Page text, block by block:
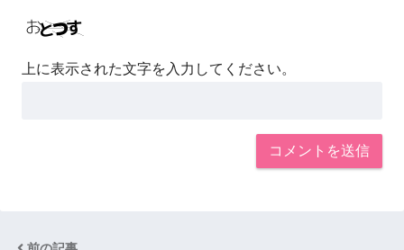
上に表示された文字を入力してください。